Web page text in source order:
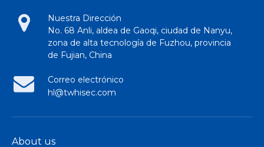
Nuestra Dirección
No. 68 Anli, aldea de Gaoqi, ciudad de Nanyu,
zona de alta tecnología de Fuzhou, provincia
de Fujian, China
Correo electrónico
hl@twhisec.com
About us